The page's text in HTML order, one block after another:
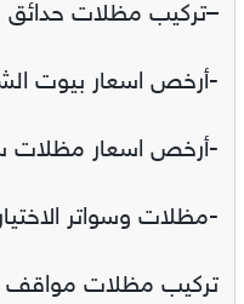
–تركيب مظلات حدائق
-أرخص اسعار بيوت
-أرخص اسعار مظلات
-مظلات وسواتر
تركيب مظلات مواقف